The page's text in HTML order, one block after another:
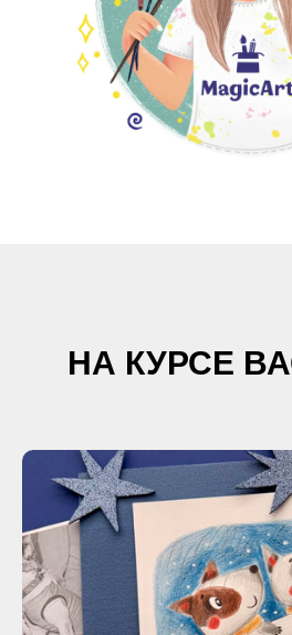
НА КУРСЕ